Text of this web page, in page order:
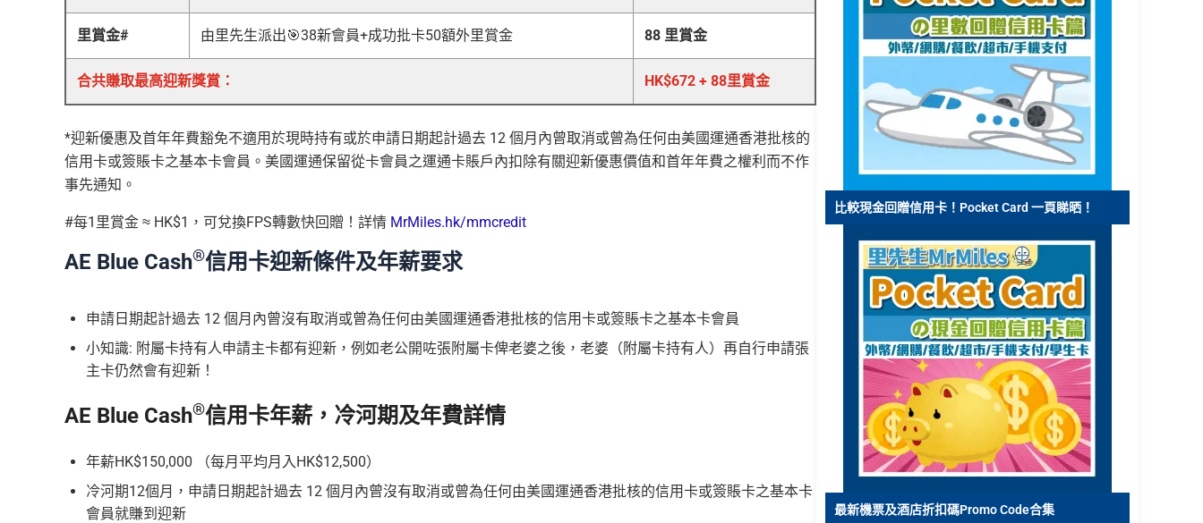
里賞金# 由里先生派出🎯38新會員+成功批卡50額外里賞金 88 里賞金
合共賺取最高迎新獎賞： HK$672 + 88里賞金
*迎新優惠及首年年費豁免不適用於現時持有或於申請日期起計過去 12 個月內曾取消或曾為任何由美國運通香港批核的
信用卡或簽賬卡之基本卡會員。美國運通保留從卡會員之運通卡賬戶內扣除有關迎新優惠價值和首年年費之權利而不作
事先通知。
#每1里賞金 ≈ HK$1，可兌換FPS轉數快回贈！詳情 MrMiles.hk/mmcredit
AE Blue Cash®信用卡迎新條件及年薪要求
申請日期起計過去 12 個月內曾沒有取消或曾為任何由美國運通香港批核的信用卡或簽賬卡之基本卡會員
小知識: 附屬卡持有人申請主卡都有迎新，例如老公開咗張附屬卡俾老婆之後，老婆（附屬卡持有人）再自行申請張
主卡仍然會有迎新！
AE Blue Cash®信用卡年薪，冷河期及年費詳情
年薪HK$150,000 （每月平均月入HK$12,500）
冷河期12個月，申請日期起計過去 12 個月內曾沒有取消或曾為任何由美國運通香港批核的信用卡或簽賬卡之基本卡
會員就賺到迎新
比較現金回贈信用卡！Pocket Card 一頁睇晒！
最新機票及酒店折扣碼Promo Code合集